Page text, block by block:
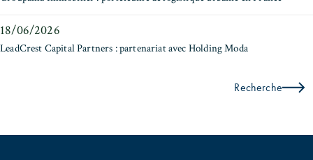
18/06/2026
LeadCrest Capital Partners : partenariat avec Holding Moda
Recherche